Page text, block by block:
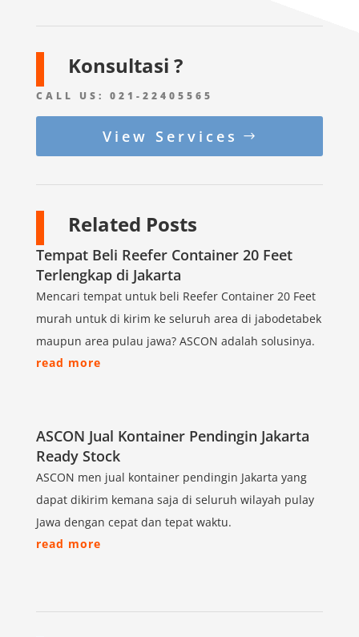
Konsultasi ?
CALL US: 021-22405565
View Services
Related Posts
Tempat Beli Reefer Container 20 Feet
Terlengkap di Jakarta
Mencari tempat untuk beli Reefer Container 20 Feet
murah untuk di kirim ke seluruh area di jabodetabek
maupun area pulau jawa? ASCON adalah solusinya.
read more
ASCON Jual Kontainer Pendingin Jakarta
Ready Stock
ASCON men jual kontainer pendingin Jakarta yang
dapat dikirim kemana saja di seluruh wilayah pulay
Jawa dengan cepat dan tepat waktu.
read more